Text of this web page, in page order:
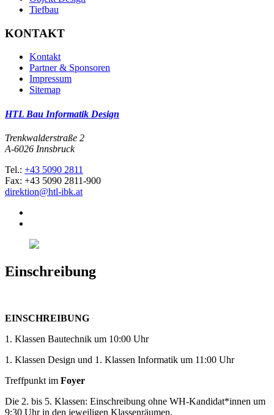
Tiefbau
KONTAKT
Kontakt
Partner & Sponsoren
Impressum
Sitemap
HTL Bau Informatik Design
Trenkwalderstraße 2
A-6026 Innsbruck
Tel.: +43 5090 2811
Fax: +43 5090 2811-900
direktion@htl-ibk.at
Einschreibung
EINSCHREIBUNG
1. Klassen Bautechnik um 10:00 Uhr
1. Klassen Design und 1. Klassen Informatik um 11:00 Uhr
Treffpunkt im Foyer
Die 2. bis 5. Klassen: Einschreibung ohne WH-Kandidat*innen um
9:30 Uhr in den jeweiligen Klassenräumen.